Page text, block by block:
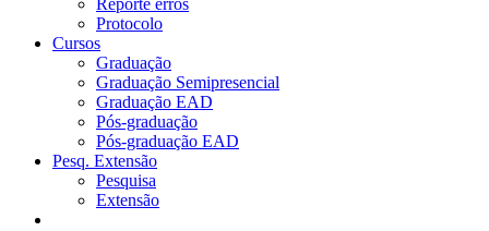
Protocolo
Cursos
Graduação
Graduação Semipresencial
Graduação EAD
Pós-graduação
Pós-graduação EAD
Pesq. Extensão
Pesquisa
Extensão